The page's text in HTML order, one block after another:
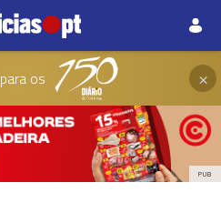
para os ×
PUB